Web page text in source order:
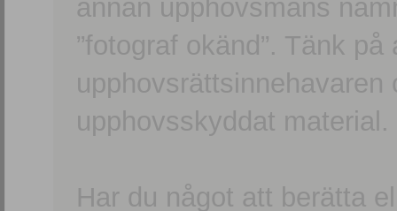
annan upphovsmans
”fotograf okänd”. Tänk
upphovsskyddat material.
Har du något att berätta